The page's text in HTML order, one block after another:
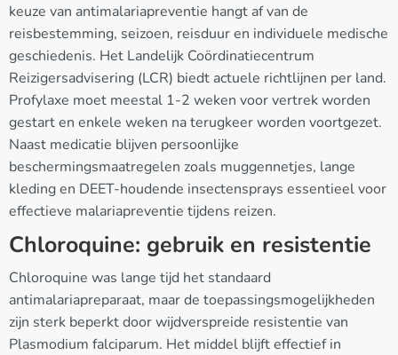
keuze van antimalariapreventie hangt af van de
reisbestemming, seizoen, reisduur en individuele medische
geschiedenis. Het Landelijk Coördinatiecentrum
Reizigersadvisering (LCR) biedt actuele richtlijnen per land.
Profylaxe moet meestal 1-2 weken voor vertrek worden
gestart en enkele weken na terugkeer worden voortgezet.
Naast medicatie blijven persoonlijke
beschermingsmaatregelen zoals muggennetjes, lange
kleding en DEET-houdende insectensprays essentieel voor
effectieve malariapreventie tijdens reizen.
Chloroquine: gebruik en resistentie
Chloroquine was lange tijd het standaard
antimalariapreparaat, maar de toepassingsmogelijkheden
zijn sterk beperkt door wijdverspreide resistentie van
Plasmodium falciparum. Het middel blijft effectief in